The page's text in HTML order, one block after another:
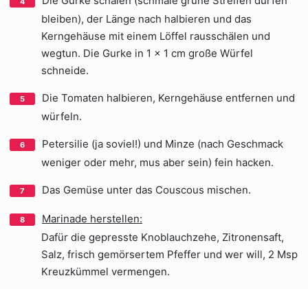
bleiben), der Länge nach halbieren und das
Kerngehäuse mit einem Löffel rausschälen und
wegtun. Die Gurke in 1 x 1 cm große Würfel
schneide.
Die Tomaten halbieren, Kerngehäuse entfernen und
würfeln.
Petersilie (ja soviel!) und Minze (nach Geschmack
weniger oder mehr, mus aber sein) fein hacken.
Das Gemüse unter das Couscous mischen.
Marinade herstellen:
Dafür die gepresste Knoblauchzehe, Zitronensaft,
Salz, frisch gemörsertem Pfeffer und wer will, 2 Msp
Kreuzkümmel vermengen.